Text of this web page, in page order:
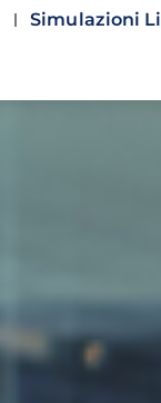
Simulazioni